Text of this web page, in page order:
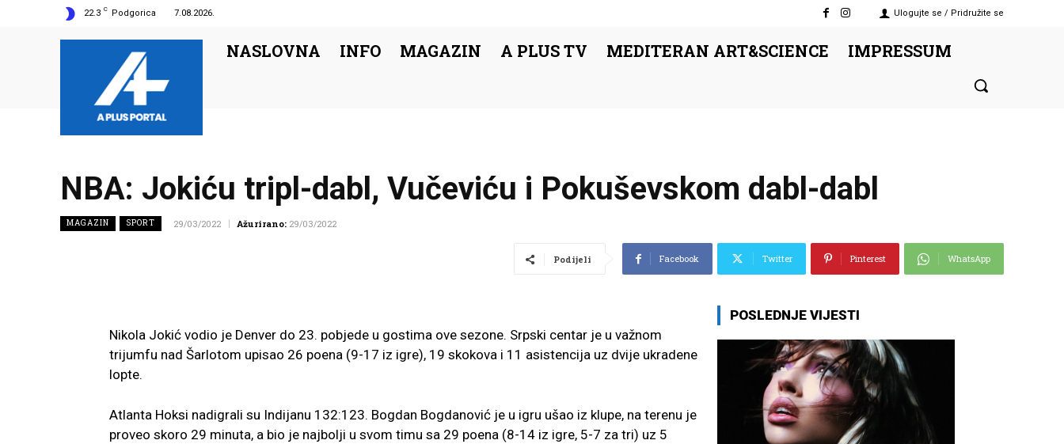
22.3 C Podgorica 7.08.2026. Ulogujte se / Pridružite se
NASLOVNA INFO MAGAZIN A PLUS TV MEDITERAN ART&SCIENCE IMPRESSUM
NBA: Jokiću tripl-dabl, Vučeviću i Pokuševskom dabl-dabl
MAGAZIN SPORT 29/03/2022 Ažurirano: 29/03/2022
Podijeli Facebook Twitter Pinterest WhatsApp
Nikola Jokić vodio je Denver do 23. pobjede u gostima ove sezone. Srpski centar je u važnom
trijumfu nad Šarlotom upisao 26 poena (9-17 iz igre), 19 skokova i 11 asistencija uz dvije ukradene
lopte.
Atlanta Hoksi nadigrali su Indijanu 132:123. Bogdan Bogdanović je u igru ušao iz klupe, na terenu je
proveo skoro 29 minuta, a bio je najbolji u svom timu sa 29 poena (8-14 iz igre, 5-7 za tri) uz 5
POSLEDNJE VIJESTI